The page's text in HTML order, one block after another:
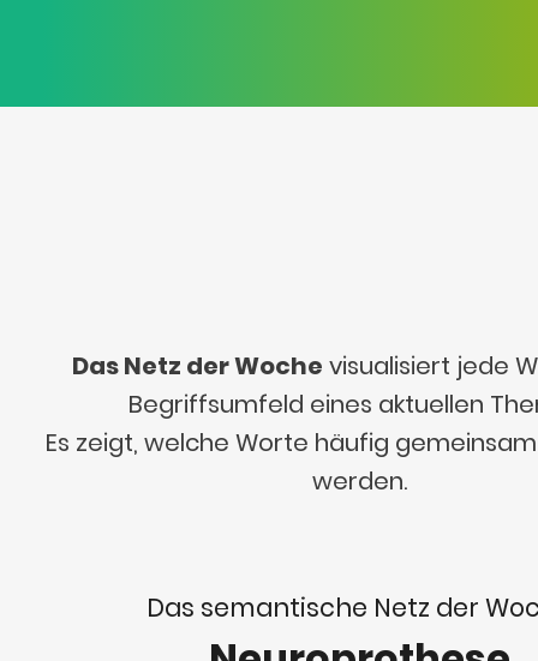
Das Netz der Woche visualisiert jede
Begriffsumfeld eines aktuellen
Es zeigt, welche Worte häufig
werden.
Das semantische Netz der